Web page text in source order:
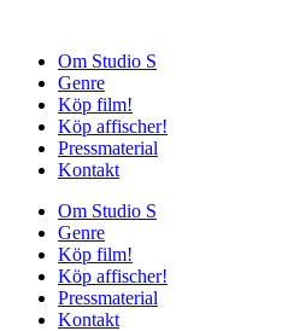
Om Studio S
Genre
Köp film!
Köp affischer!
Pressmaterial
Kontakt
Om Studio S
Genre
Köp film!
Köp affischer!
Pressmaterial
Kontakt